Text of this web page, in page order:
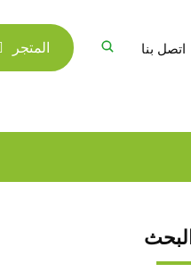
اتصل بنا المتجر
البحث